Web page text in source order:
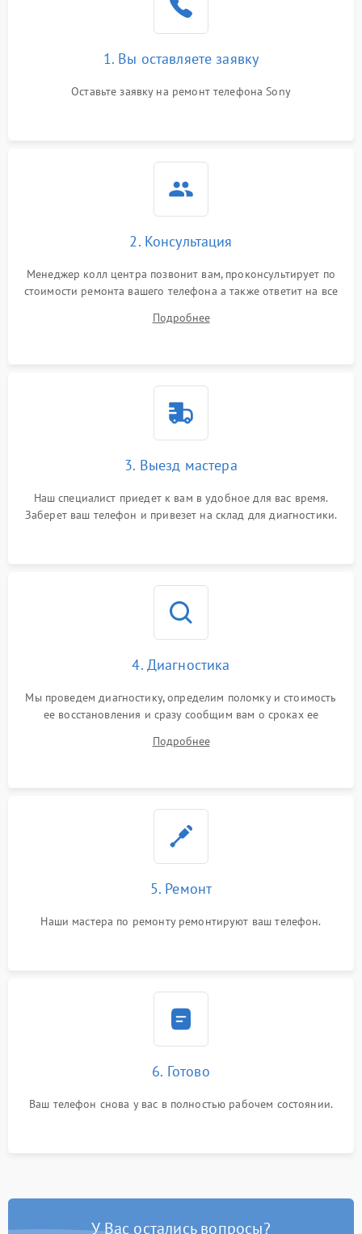
1. Вы оставляете заявку
Оставьте заявку на ремонт телефона Sony
2. Консультация
Менеджер колл центра позвонит вам, проконсультирует по
стоимости ремонта вашего телефона а также ответит на все
Подробнее
3. Выезд мастера
Наш специалист приедет к вам в удобное для вас время.
Заберет ваш телефон и привезет на склад для диагностики.
4. Диагностика
Мы проведем диагностику, определим поломку и стоимость
ее восстановления и сразу сообщим вам о сроках ее
Подробнее
5. Ремонт
Наши мастера по ремонту ремонтируют ваш телефон.
6. Готово
Ваш телефон снова у вас в полностью рабочем состоянии.
У Вас остались вопросы?